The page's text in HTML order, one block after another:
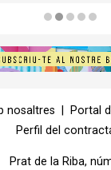
nosaltres
Portal
Perfil del
Prat de la Riba,